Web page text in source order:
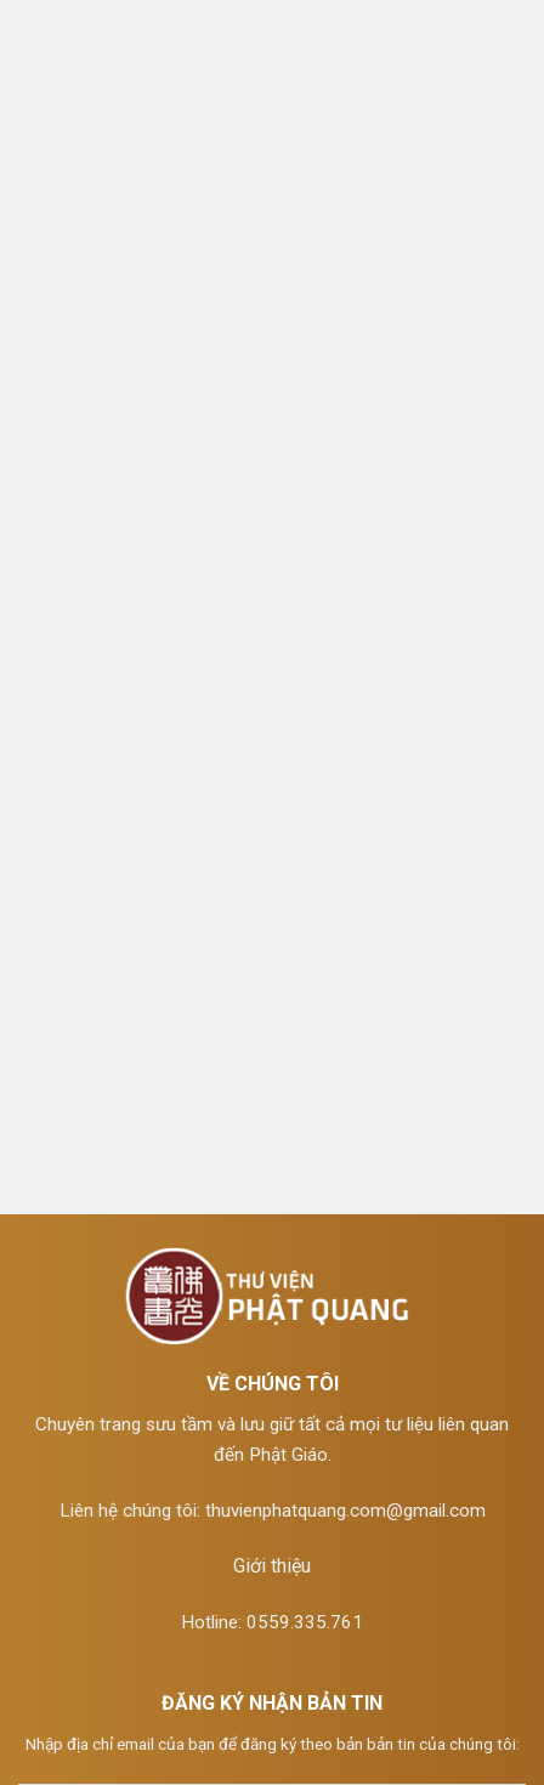
VỀ CHÚNG TÔI
Chuyên trang sưu tầm và lưu giữ tất cả mọi tư liệu liên quan
đến Phật Giáo.
Liên hệ chúng tôi: thuvienphatquang.com@gmail.com
Giới thiệu
Hotline: 0559.335.761
ĐĂNG KÝ NHẬN BẢN TIN
Nhập địa chỉ email của bạn để đăng ký theo bản bản tin của chúng tôi: